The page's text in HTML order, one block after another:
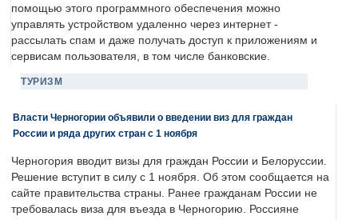
помощью этого программного обеспечения можно
управлять устройством удаленно через интернет -
рассылать спам и даже получать доступ к приложениям и
сервисам пользователя, в том числе банковские.
ТУРИЗМ
Власти Черногории объявили о введении виз для граждан
России и ряда других стран с 1 ноября
Черногория вводит визы для граждан России и Белоруссии.
Решение вступит в силу с 1 ноября. Об этом сообщается на
сайте правительства страны. Ранее гражданам России не
требовалась виза для въезда в Черногорию. Россияне